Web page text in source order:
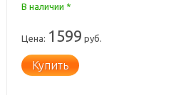
В наличии *
Цена: 1599 руб.
Купить